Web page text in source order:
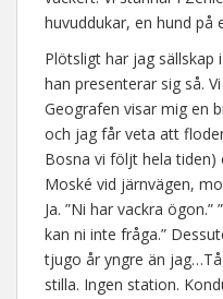
huvuddukar, en hund på
Plötsligt har jag sällskap
han presenterar sig så.
Geografen visar mig en
och jag får veta att
Bosna vi följt hela tiden)
Moské vid järnvägen,
Ja. ”Ni har vackra ögon.”
kan ni inte fråga.”
tjugo år yngre än
stilla. Ingen station.